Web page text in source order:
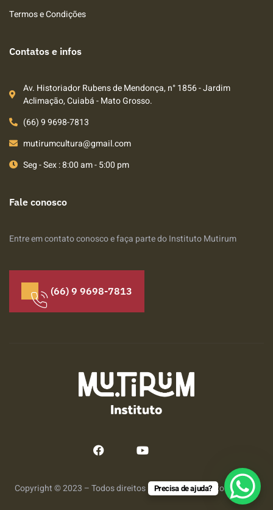
Termos e Condições
Contatos e infos
Av. Historiador Rubens de Mendonça, n° 1856 - Jardim
Aclimação, Cuiabá - Mato Grosso.
(66) 9 9698-7813
mutirumcultura@gmail.com
Seg - Sex : 8:00 am - 5:00 pm
Fale conosco
Entre em contato conosco e faça parte do Instituto Mutirum
(66) 9 9698-7813
Copyright © 2023 – Todos direitos reservados Instituto Mutirum
Precisa de ajuda?